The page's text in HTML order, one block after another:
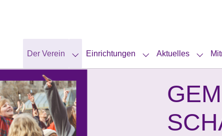
Der Verein(current)
Submenu for "Der Verein"
Einrichtungen
Submenu for
Aktuelles